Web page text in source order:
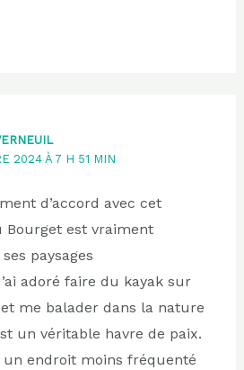
2024 À 7 H 51 MIN
d’accord avec cet
Bourget est vraiment
paysages
adoré faire du kayak sur
me balader dans la nature
un véritable havre de paix.
un endroit moins fréquenté